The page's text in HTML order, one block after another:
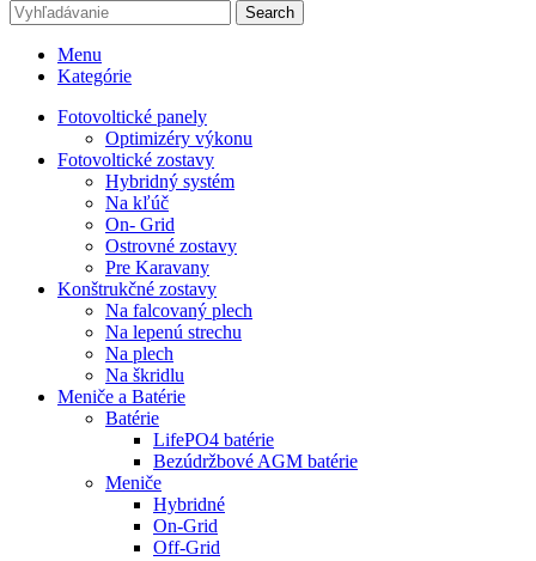
Search
Menu
Kategórie
Fotovoltické panely
Optimizéry výkonu
Fotovoltické zostavy
Hybridný systém
Na kľúč
On- Grid
Ostrovné zostavy
Pre Karavany
Konštrukčné zostavy
Na falcovaný plech
Na lepenú strechu
Na plech
Na škridlu
Meniče a Batérie
Batérie
LifePO4 batérie
Bezúdržbové AGM batérie
Meniče
Hybridné
On-Grid
Off-Grid